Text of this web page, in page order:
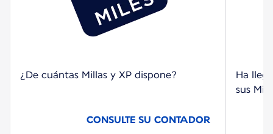
¿De cuántas Millas y XP dispone?
CONSULTE SU CONTADOR
Ha
sus